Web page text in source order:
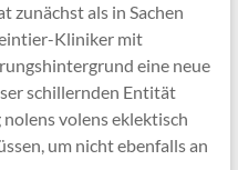
zunächst als in Sachen
Kliniker mit
eine neue
schillernden Entität
volens eklektisch
um nicht ebenfalls an